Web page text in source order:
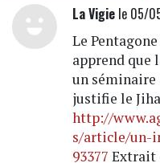
La Vigiele 05/
Le
apprend que
un
justifie le
http://
s/article/un-
93377 Extrait